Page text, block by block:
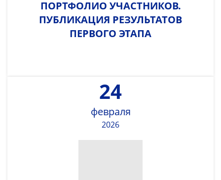
ПОРТФОЛИО УЧАСТНИКОВ.
ПУБЛИКАЦИЯ РЕЗУЛЬТАТОВ
ПЕРВОГО ЭТАПА
24
февраля
2026